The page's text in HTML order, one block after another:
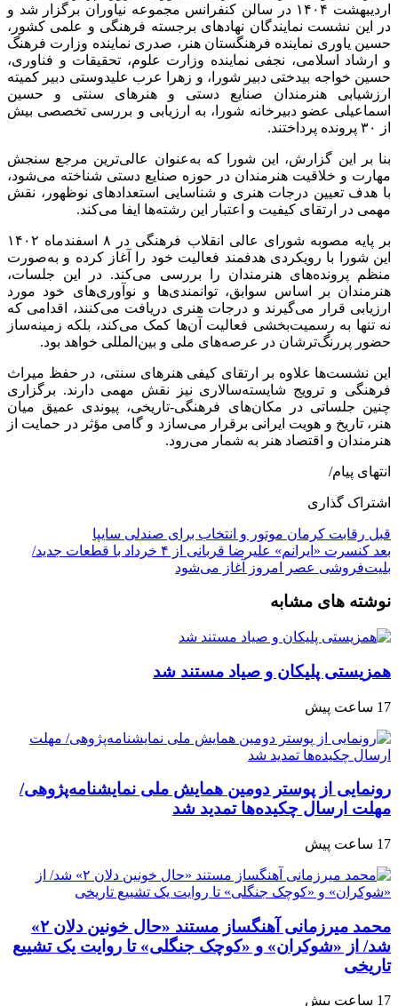
اردیبهشت ۱۴۰۴ در سالن کنفرانس مجموعه نیاوران برگزار شد و
در این نشست نمایندگان نهادهای برجسته فرهنگی و علمی کشور،
حسین یاوری نماینده فرهنگستان هنر، صدری نماینده وزارت فرهنگ
و ارشاد اسلامی، نجفی نماینده وزارت علوم، تحقیقات و فناوری،
حسین خواجه بیدختی دبیر شورا، و زهرا عرب علیدوستی دبیر کمیته
ارزشیابی هنرمندان صنایع دستی و هنرهای سنتی و حسین
اسماعیلی عضو دبیرخانه شورا، به ارزیابی و بررسی تخصصی بیش
از ۳۰ پرونده پرداختند.
بنا بر این گزارش، این شورا که به‌عنوان عالی‌ترین مرجع سنجش
مهارت و خلاقیت هنرمندان در حوزه صنایع دستی شناخته می‌شود،
با هدف تعیین درجات هنری و شناسایی استعدادهای نوظهور، نقش
مهمی در ارتقای کیفیت و اعتبار این رشته‌ها ایفا می‌کند.
بر پایه مصوبه شورای عالی انقلاب فرهنگی در ۸ اسفندماه ۱۴۰۲
این شورا با رویکردی هدفمند فعالیت خود را آغاز کرده و به‌صورت
منظم پرونده‌های هنرمندان را بررسی می‌کند. در این جلسات،
هنرمندان بر اساس سوابق، توانمندی‌ها و نوآوری‌های خود مورد
ارزیابی قرار می‌گیرند و درجات هنری دریافت می‌کنند، اقدامی که
نه ‌تنها به رسمیت‌بخشی فعالیت آن‌ها کمک می‌کند، بلکه زمینه‌ساز
حضور پررنگ‌ترشان در عرصه‌های ملی و بین‌المللی خواهد بود.
این نشست‌ها علاوه بر ارتقای کیفی هنرهای سنتی، در حفظ میراث
فرهنگی و ترویج شایسته‌سالاری نیز نقش مهمی دارند. برگزاری
چنین جلساتی در مکان‌های فرهنگی-تاریخی، پیوندی عمیق میان
هنر، تاریخ و هویت ایرانی برقرار می‌سازد و گامی مؤثر در حمایت از
هنرمندان و اقتصاد هنر به شمار می‌رود.
انتهای پیام/
اشتراک گذاری
قبل رقابت کرمان‌ موتور و انتخاب برای صندلی سایپا
بعد
کنسرت «ایرانم» علیرضا قربانی از ۴ خرداد با قطعات جدید/
بلیت‌فروشی عصر امروز آغاز می‌شود
نوشته های مشابه
همزیستی پلیکان و صیاد مستند شد
17 ساعت پیش
رونمایی از پوستر دومین همایش ملی نمایشنامه‌پژوهی/
مهلت ارسال چکیده‌ها تمدید شد
17 ساعت پیش
محمد میرزمانی آهنگساز مستند «حال خونین دلان ۲»
شد/ از «شوکران» و «کوچک جنگلی» تا روایت یک تشییع
تاریخی
17 ساعت پیش